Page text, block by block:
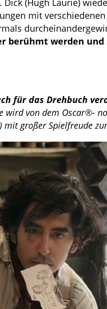
mit
berühmt werden
für das Drehbuch
wird von dem Oscar®-
mit großer Spielfreude